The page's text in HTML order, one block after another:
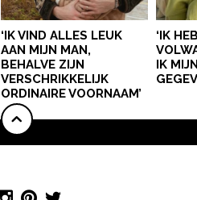
‘IK VIND ALLES LEUK
AAN MIJN MAN,
BEHALVE ZIJN
VERSCHRIKKELIJK
ORDINAIRE VOORNAAM’
‘IK
IK